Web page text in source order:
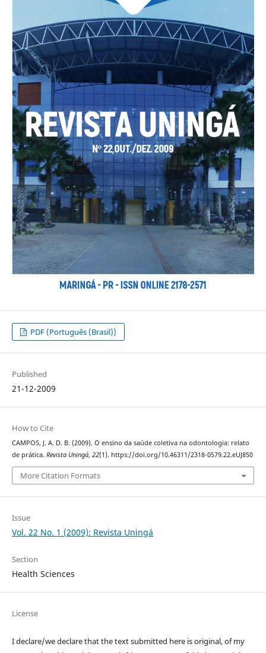
PDF (Português (Brasil))
Published
21-12-2009
How to Cite
CAMPOS, J. A. D. B. (2009). O ensino da saúde coletiva na odontologia: relato
de prática. Revista Uningá, 22(1). https://doi.org/10.46311/2318-0579.22.eUJ850
More Citation Formats
Issue
Vol. 22 No. 1 (2009): Revista Uningá
Section
Health Sciences
License
I declare/we declare that the text submitted here is original, of my